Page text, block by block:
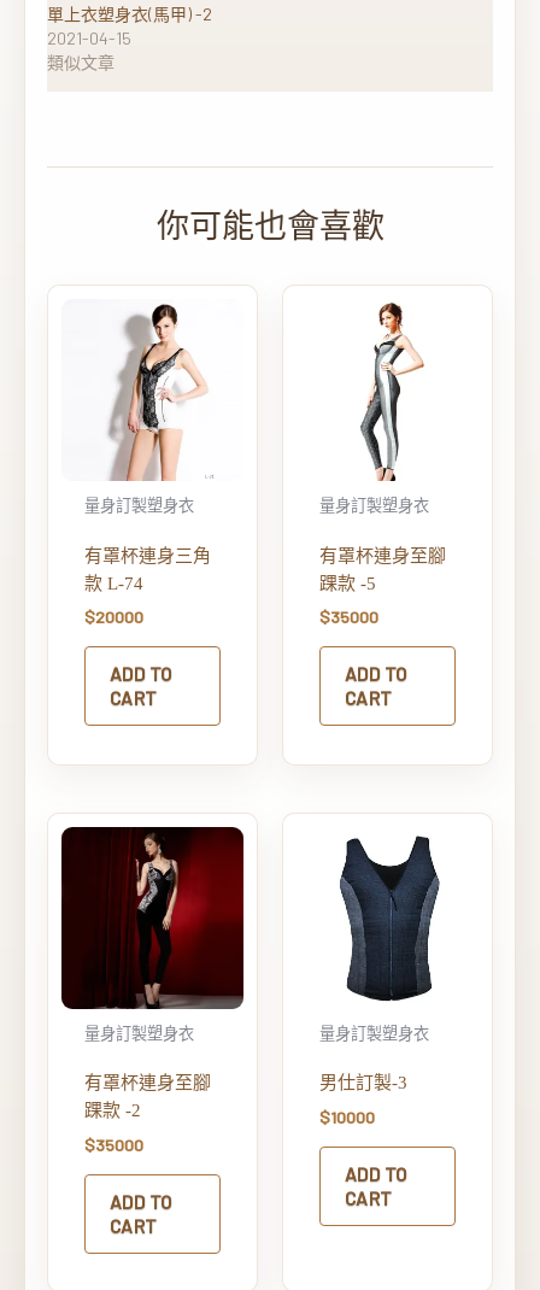
單上衣塑身衣(馬甲) -2
2021-04-15
類似文章
量身訂製塑身衣
有罩杯連身三角
款 L-74
$20000
ADD TO
CART
量身訂製塑身衣
有罩杯連身至腳
踝款 -5
$35000
ADD TO
CART
量身訂製塑身衣
有罩杯連身至腳
踝款 -2
$35000
ADD TO
CART
量身訂製塑身衣
男仕訂製-3
$10000
ADD TO
CART